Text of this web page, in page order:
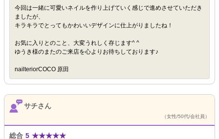
今回は一緒に可愛いネイルを作り上げていく感じで進めさせていただき
ましたが、
キラキラでとってもかわいいデザインに仕上がりましたね！
お気に入りとのこと、大変うれしく存じます^ ^
ゆうき様のまたのご来店を心よりお待ちしております♪
nailteriorCOCO 原田
サチさん
（女性/50代/会社員）
総合 5 ★★★★★